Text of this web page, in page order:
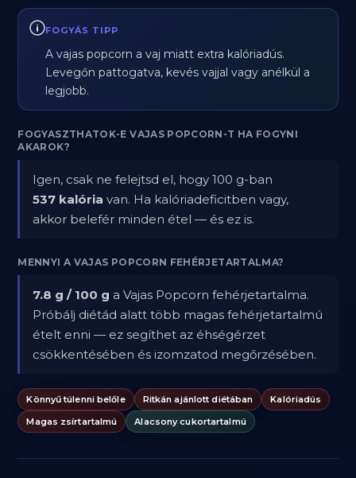
FOGYÁS TIPP
A vajas popcorn a vaj miatt extra kalóriadús.
Levegőn pattogatva, kevés vajjal vagy anélkül a
legjobb.
FOGYASZTHATOK-E VAJAS POPCORN-T HA FOGYNI
AKAROK?
Igen, csak ne felejtsd el, hogy 100 g-ban
537 kalória van. Ha kalóriadeficitben vagy,
akkor belefér minden étel — és ez is.
MENNYI A VAJAS POPCORN FEHÉRJETARTALMA?
7.8 g / 100 g a Vajas Popcorn fehérjetartalma.
Próbálj diétád alatt több magas fehérjetartalmú
ételt enni — ez segíthet az éhségérzet
csökkentésében és izomzatod megőrzésében.
Könnyű túlenni belőle Ritkán ajánlott diétában
Kalóriadús
Magas zsírtartalmú
Alacsony cukortartalmú